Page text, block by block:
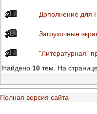
Дополнение для
Загрузочные
"Литературная"
Найдено 10 тем. На
Полная версия сайта